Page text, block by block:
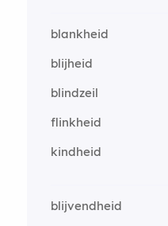
blankheid
blijheid
blindzeil
flinkheid
kindheid
blijvendheid